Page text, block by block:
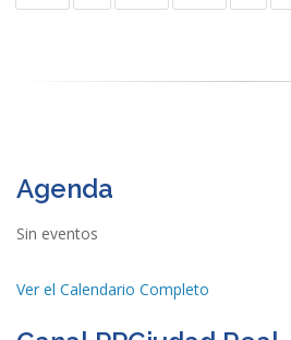
Agenda
Sin eventos
Ver el Calendario Completo